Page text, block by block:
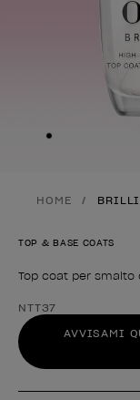
Skip to slide
HOME
TOP & BASE COATS
Top coat per smalto
Forma del
NTT37
AVVISAMI